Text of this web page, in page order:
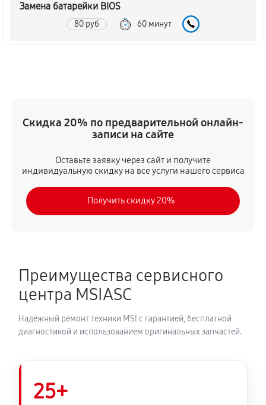
Замена батарейки BIOS
80 руб 60 минут
Скидка 20% по предварительной онлайн-
записи на сайте
Оставьте заявку через сайт и получите
индивидуальную скидку на все услуги нашего сервиса
Получить скидку 20%
Преимущества сервисного
центра MSIASC
Надёжный ремонт техники MSI с гарантией, бесплатной
диагностикой и использованием оригинальных запчастей.
25+